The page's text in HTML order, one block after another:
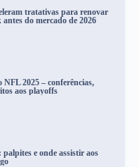
tratativas para renovar
do mercado de 2026
NFL 2025 – conferências,
aos playoffs
palpites e onde assistir aos